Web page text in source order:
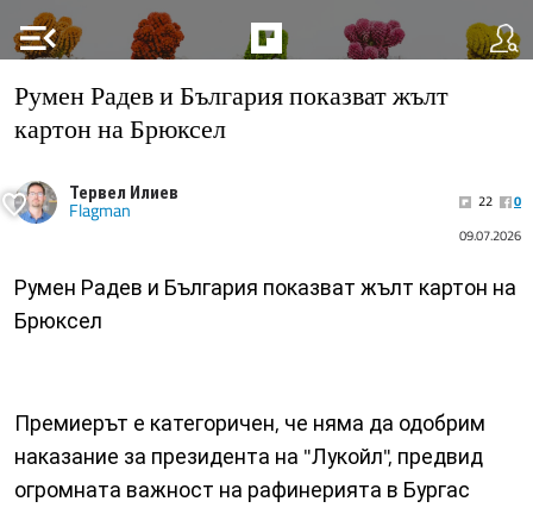
menu_open
Румен Радев и България показват жълт
картон на Брюксел
Тервел Илиев
Flagman 22
0
09.07.2026
Румен Радев и България показват жълт картон на
Брюксел
Премиерът е категоричен, че няма да одобрим
наказание за президента на "Лукойл", предвид
огромната важност на рафинерията в Бургас